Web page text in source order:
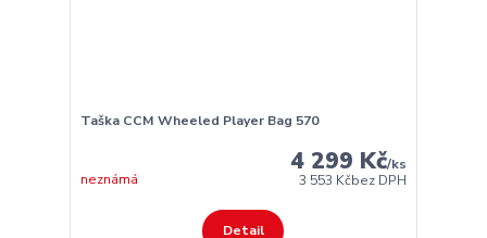
Taška CCM Wheeled Player Bag 570
4 299 Kč/ks
3 553 Kčbez DPH
neznámá
Detail